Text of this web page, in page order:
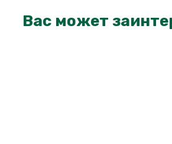
Вас может